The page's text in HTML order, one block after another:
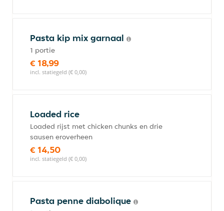
Pasta kip mix garnaal
1 portie
€ 18,99
incl. statiegeld (€ 0,00)
Loaded rice
Loaded rijst met chicken chunks en drie
sausen eroverheen
€ 14,50
incl. statiegeld (€ 0,00)
Pasta penne diabolique